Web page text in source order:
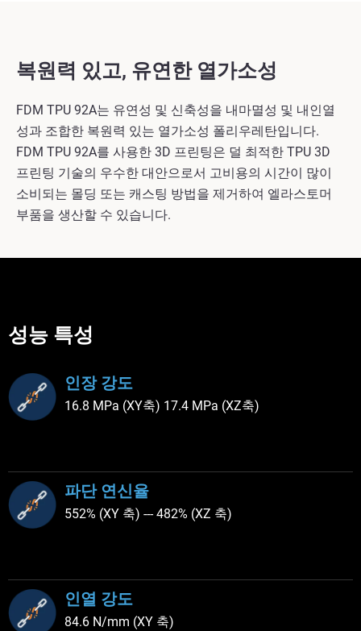
복원력 있고, 유연한 열가소성
FDM TPU 92A는 유연성 및 신축성을 내마멸성 및 내인열
성과 조합한 복원력 있는 열가소성 폴리우레탄입니다.
FDM TPU 92A를 사용한 3D 프린팅은 덜 최적한 TPU 3D
프린팅 기술의 우수한 대안으로서 고비용의 시간이 많이
소비되는 몰딩 또는 캐스팅 방법을 제거하여 엘라스토머
부품을 생산할 수 있습니다.
성능 특성
인장 강도
16.8 MPa (XY축) 17.4 MPa (XZ축)
파단 연신율
552% (XY 축) --- 482% (XZ 축)
인열 강도
84.6 N/mm (XY 축)